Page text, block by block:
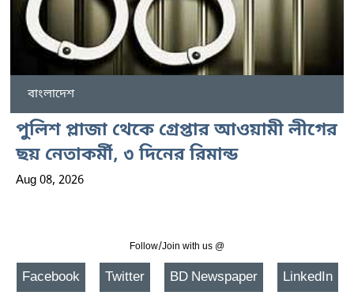
বাংলাদেশ
পুলিশ প্লাজা থেকে গ্রেপ্তার আওয়ামী লীগের
ছয় নেতাকর্মী, ৩ দিনের রিমান্ড
Aug 08, 2026
Follow/Join with us @
Facebook Twitter BD Newspaper LinkedIn